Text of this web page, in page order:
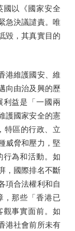
國以《國家安全
急決議譴責。唯
毀，其真實目的
維護國安、維
向由治及興的歷
利益是「一國兩
護國家安全的憲
特區的行政、立
威脅和壓力，堅
行為和活動。如
，國際排名不斷
項合法權利和自
，那些「香港已
觀事實面前。如
港社會前所未有